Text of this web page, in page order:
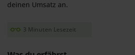
deinen Umsatz an.
3 Minuten Lesezeit